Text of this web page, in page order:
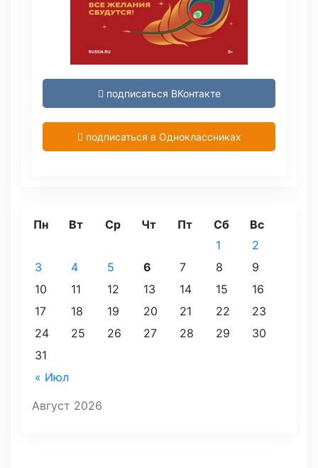
подписаться ВКонтакте
подписаться в Одноклассниках
Август 2026
Пн Вт Ср Чт Пт Сб Вс
« Июл
1
2
3
4 5 6 7 8
9
10
11 12 13 14 15
16
17
18 19 20 21 22
23
24
25 26 27 28 29
30
31